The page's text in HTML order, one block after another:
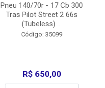
Pneu 140/70r - 17 Cb 300
Tras Pilot Street 2 66s
(Tubeless) ...
Código: 35099
R$ 650,00